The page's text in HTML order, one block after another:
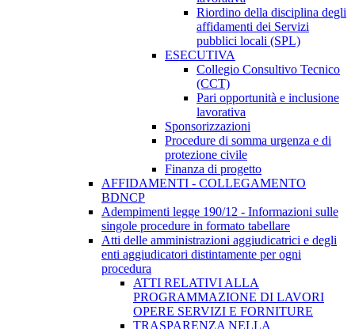
Riordino della disciplina degli
affidamenti dei Servizi
pubblici locali (SPL)
ESECUTIVA
Collegio Consultivo Tecnico
(CCT)
Pari opportunità e inclusione
lavorativa
Sponsorizzazioni
Procedure di somma urgenza e di
protezione civile
Finanza di progetto
AFFIDAMENTI - COLLEGAMENTO
BDNCP
Adempimenti legge 190/12 - Informazioni sulle
singole procedure in formato tabellare
Atti delle amministrazioni aggiudicatrici e degli
enti aggiudicatori distintamente per ogni
procedura
ATTI RELATIVI ALLA
PROGRAMMAZIONE DI LAVORI
OPERE SERVIZI E FORNITURE
TRASPARENZA NELLA